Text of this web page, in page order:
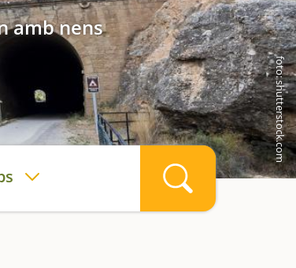
amb nens
foto: shutterstock.com